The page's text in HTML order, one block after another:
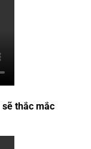
sẽ thắc mắc